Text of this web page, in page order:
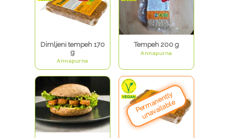
Dimljeni tempeh 170
g
Annapurna
Tempeh 200 g
Annapurna